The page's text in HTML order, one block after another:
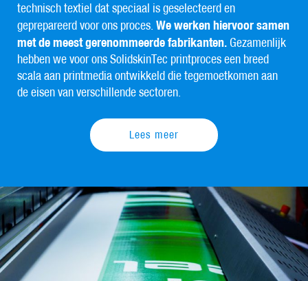
technisch textiel dat speciaal is geselecteerd en
geprepareerd voor ons proces. We werken hiervoor samen
met de meest gerenommeerde fabrikanten.Gezamenlijk
hebben we voor ons SolidskinTec printproces een breed
scala aan printmedia ontwikkeld die tegemoetkomen aan
de eisen van verschillende sectoren.
Lees meer